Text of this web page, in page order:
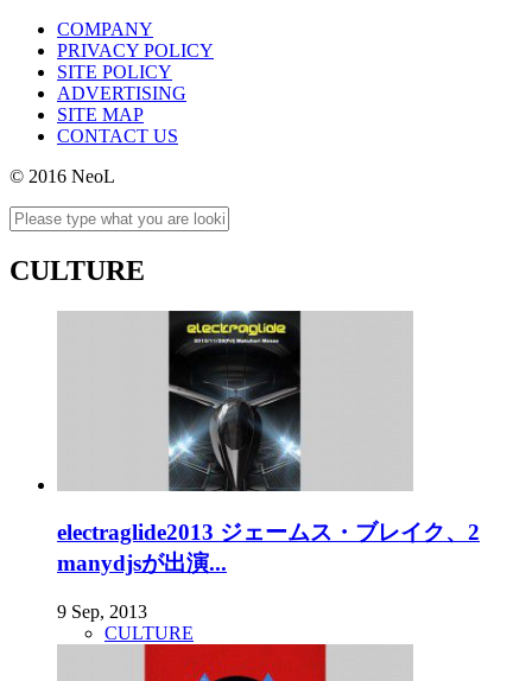
COMPANY
PRIVACY POLICY
SITE POLICY
ADVERTISING
SITE MAP
CONTACT US
© 2016 NeoL
CULTURE
electraglide2013 ジェームス・ブレイク、2
manydjsが出演...
9 Sep, 2013
CULTURE